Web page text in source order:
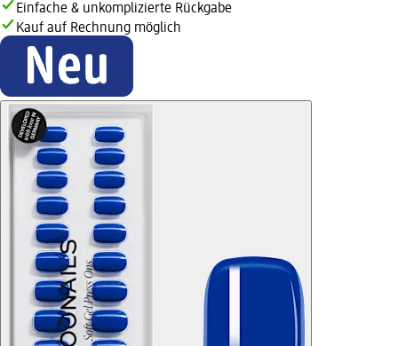
Einfache & unkomplizierte Rückgabe
Kauf auf Rechnung möglich